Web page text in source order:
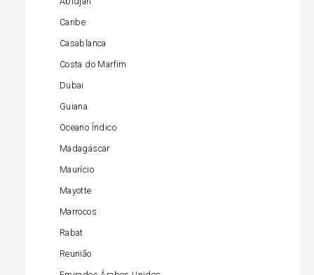
Caribe
Casablanca
Costa do Marfim
Dubai
Guiana
Oceano Índico
Madagáscar
Maurício
Mayotte
Marrocos
Rabat
Reunião